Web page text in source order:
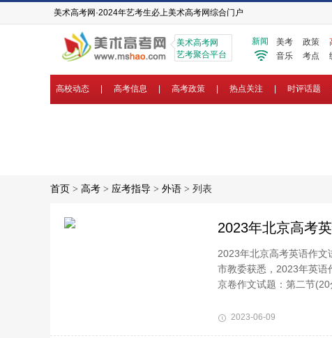
美术高考网·2024年艺考生必上美术高考网综合门户
美术高考网
艺考聚合平台
新闻 美考 政策
音乐
考点
高校动态 高考信息 高考政策 热点关注 时评话题
首页 > 高考 > 应考指导 > 外语 > 列表
2023年北京高考
2023年北京高考英语作
市教委获悉，2023年英语
京卷作文试题：第二节
2023-06-09